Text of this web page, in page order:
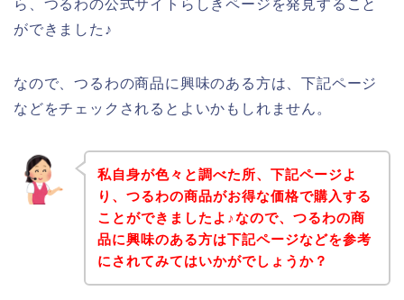
ら、つるわの公式サイトらしきページを発見すること
ができました♪
なので、つるわの商品に興味のある方は、下記ページ
などをチェックされるとよいかもしれません。
私自身が色々と調べた所、下記ページよ
り、つるわの商品がお得な価格で購入する
ことができましたよ♪なので、つるわの商
品に興味のある方は下記ページなどを参考
にされてみてはいかがでしょうか？